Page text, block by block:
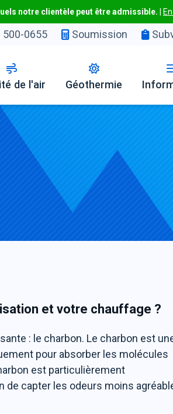
notre clientèle peut être admissible.
500-0655 Soumission
de l'air Géothermie
et votre chauffage ?
: le charbon. Le charbon est
pour absorber les molécules
est particulièrement
de capter les odeurs moins